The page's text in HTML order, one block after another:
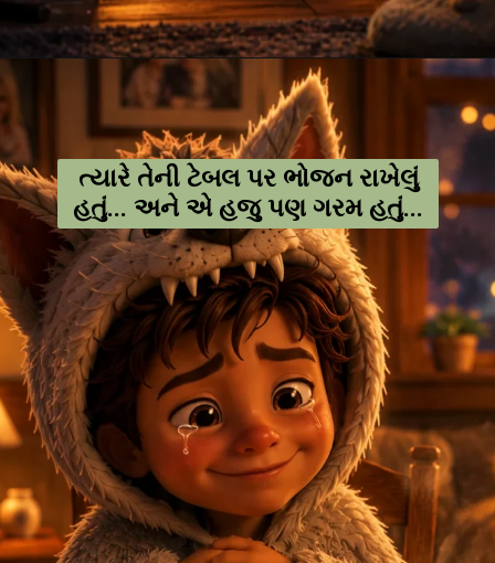
ત્યારે તેની ટેબલ પર ભોજન રાખેલું
હતું... અને એ હજુ પણ ગરમ હતું...